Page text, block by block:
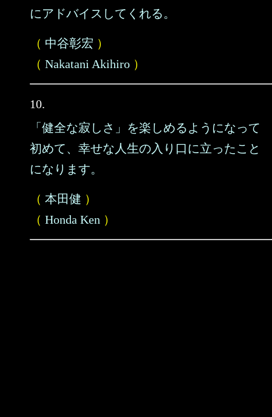
にアドバイスしてくれる。
（ 中谷彰宏 ）
（ Nakatani Akihiro ）
10.
「健全な寂しさ」を楽しめるようになって
初めて、幸せな人生の入り口に立ったこと
になります。
（ 本田健 ）
（ Honda Ken ）